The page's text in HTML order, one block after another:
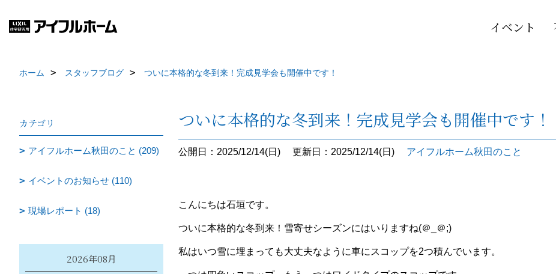
イベント
ホーム スタッフブログ ついに本格的な冬到来！完成見学会も開催中です！
ついに本格的な冬到来！完成見学会も開催中です！
公開日：2025/12/14(日) 更新日：2025/12/14(日) アイフルホーム秋田のこと
こんにちは石垣です。
ついに本格的な冬到来！雪寄せシーズンにはいりますね(＠_＠;)
私はいつ雪に埋まっても大丈夫なように車にスコップを2つ積んでいます。
カテゴリ
アイフルホーム秋田のこと (209)
イベントのお知らせ (110)
現場レポート (18)
2026年08月